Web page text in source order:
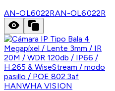
AN-OL6022RAN-OL6022R
HANWHA VISION